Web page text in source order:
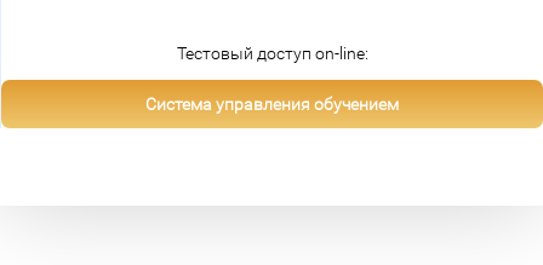
Тестовый доступ on-line:
Система управления обучением